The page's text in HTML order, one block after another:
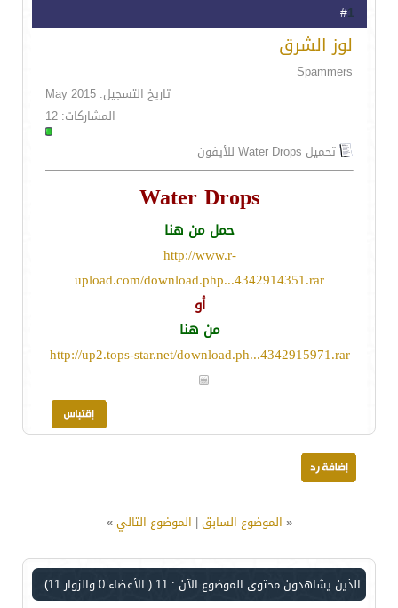
1
لوز الشرق
Spammers
تاريخ التسجيل: May 2015
المشاركات: 12
تحميل Water Drops للأيفون
Water Drops
حمل من هنا
http://www.r-
upload.com/download.php...4342914351.rar
أو
من هنا
http://up2.tops-star.net/download.ph...4342915971.rar
« الموضوع السابق| الموضوع التالي»
الذين يشاهدون محتوى الموضوع الآن : 11 ( الأعضاء 0 والزوار 11)